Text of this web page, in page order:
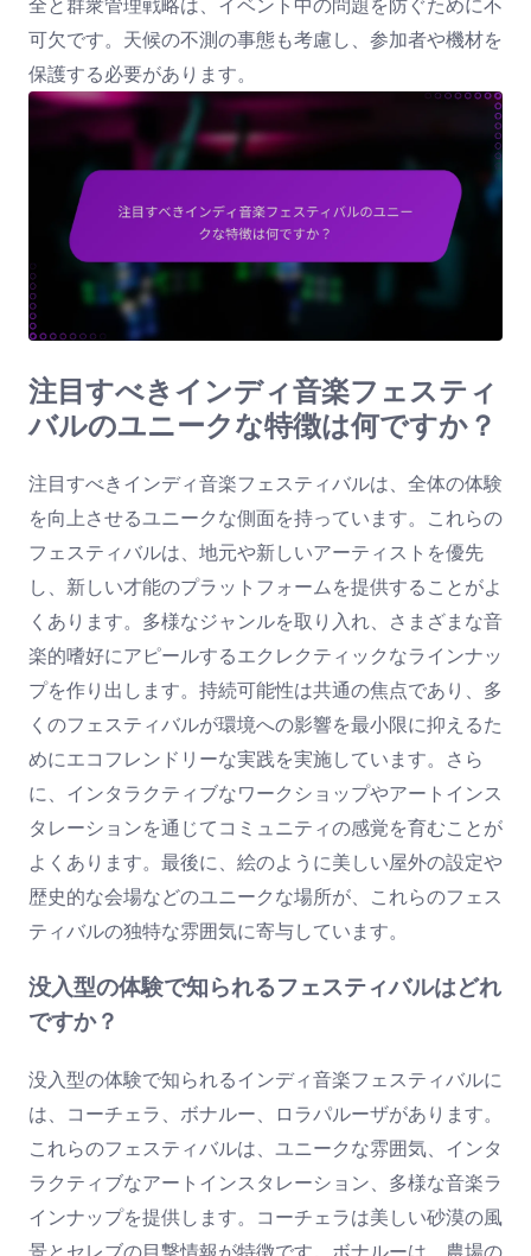
全と群衆管理戦略は、イベント中の問題を防ぐために不
可欠です。天候の不測の事態も考慮し、参加者や機材を
保護する必要があります。
注目すべきインディ音楽フェスティ
バルのユニークな特徴は何ですか？
注目すべきインディ音楽フェスティバルは、全体の体験
を向上させるユニークな側面を持っています。これらの
フェスティバルは、地元や新しいアーティストを優先
し、新しい才能のプラットフォームを提供することがよ
くあります。多様なジャンルを取り入れ、さまざまな音
楽的嗜好にアピールするエクレクティックなラインナッ
プを作り出します。持続可能性は共通の焦点であり、多
くのフェスティバルが環境への影響を最小限に抑えるた
めにエコフレンドリーな実践を実施しています。さら
に、インタラクティブなワークショップやアートインス
タレーションを通じてコミュニティの感覚を育むことが
よくあります。最後に、絵のように美しい屋外の設定や
歴史的な会場などのユニークな場所が、これらのフェス
ティバルの独特な雰囲気に寄与しています。
没入型の体験で知られるフェスティバルはどれ
ですか？
没入型の体験で知られるインディ音楽フェスティバルに
は、コーチェラ、ボナルー、ロラパルーザがあります。
これらのフェスティバルは、ユニークな雰囲気、インタ
ラクティブなアートインスタレーション、多様な音楽ラ
インナップを提供します。コーチェラは美しい砂漠の風